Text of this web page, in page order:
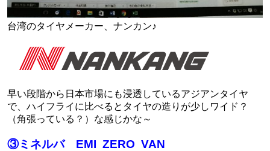
台湾のタイヤメーカー、ナンカン♪
早い段階から日本市場にも浸透しているアジアンタイヤ
で、ハイフライに比べるとタイヤの造りが少しワイド？
（角張っている？）な感じかな～
③ミネルバ EMI ZERO VAN